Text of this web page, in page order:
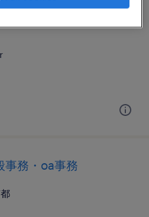
事務・oa事務